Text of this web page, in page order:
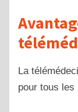
La
pour tous les